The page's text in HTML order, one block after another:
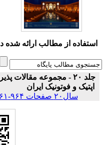
استفاده از مطالب ارائه شده در
جلد ۲۰ - مجموعه مقالات
اپتیک و فوتونیک ایران
سال۲۰ صفحات ۹۶۴-۹۶۱